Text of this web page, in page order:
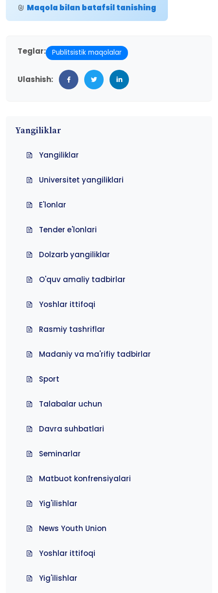
Maqola bilan batafsil tanishing
Teglar: Publitsistik maqolalar
Ulashish:
Yangiliklar
Yangiliklar
Universitet yangiliklari
E'lonlar
Tender e'lonlari
Dolzarb yangiliklar
O'quv amaliy tadbirlar
Yoshlar ittifoqi
Rasmiy tashriflar
Madaniy va ma'rifiy tadbirlar
Sport
Talabalar uchun
Davra suhbatlari
Seminarlar
Matbuot konfrensiyalari
Yig'ilishlar
News Youth Union
Yoshlar ittifoqi
Yig'ilishlar